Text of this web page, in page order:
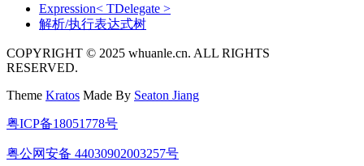
Expression< TDelegate >
解析/执行表达式树
COPYRIGHT © 2025 whuanle.cn. ALL RIGHTS
RESERVED.
Theme Kratos Made By Seaton Jiang
粤ICP备18051778号
粤公网安备 44030902003257号